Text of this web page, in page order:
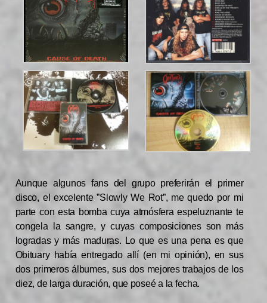
Aunque algunos fans del grupo preferirán el primer
disco, el excelente ”Slowly We Rot”, me quedo por mi
parte con esta bomba cuya atmósfera espeluznante te
congela la sangre, y cuyas composiciones son más
logradas y más maduras. Lo que es una pena es que
Obituary había entregado allí (en mi opinión), en sus
dos primeros álbumes, sus dos mejores trabajos de los
diez, de larga duración, que poseé a la fecha.